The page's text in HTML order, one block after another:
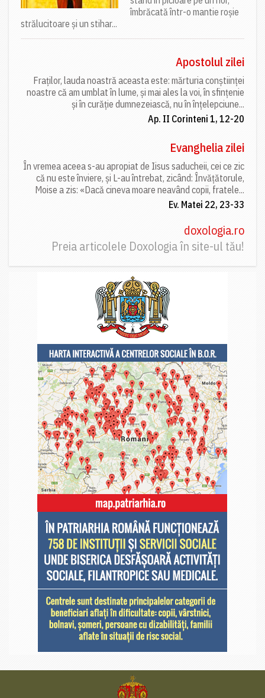
îmbrăcată într-o mantie roșie
strălucitoare și un stihar...
Apostolul zilei
Fraților, lauda noastră aceasta este: mărturia conștiinței
noastre că am umblat în lume, și mai ales la voi, în sfințenie
și în curăție dumnezeiască, nu în înțelepciune...
Ap. II Corinteni 1, 12-20
Evanghelia zilei
În vremea aceea s-au apropiat de Iisus saducheii, cei ce zic
că nu este înviere, și L-au întrebat, zicând: Învățătorule,
Moise a zis: «Dacă cineva moare neavând copii, fratele...
Ev. Matei 22, 23-33
doxologia.ro
Preia articolele Doxologia în site-ul tău!